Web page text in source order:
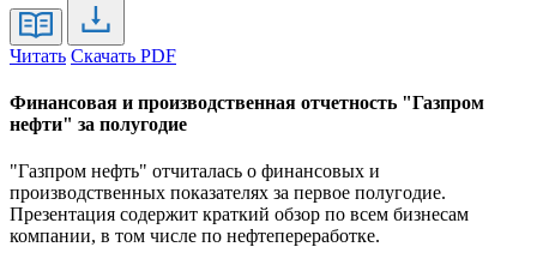
Читать Скачать PDF
Финансовая и производственная отчетность "Газпром
нефти" за полугодие
"Газпром нефть" отчиталась о финансовых и
производственных показателях за первое полугодие.
Презентация содержит краткий обзор по всем бизнесам
компании, в том числе по нефтепереработке.